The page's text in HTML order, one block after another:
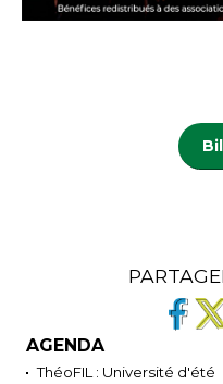
AGENDA
ThéoFIL : Université d'été